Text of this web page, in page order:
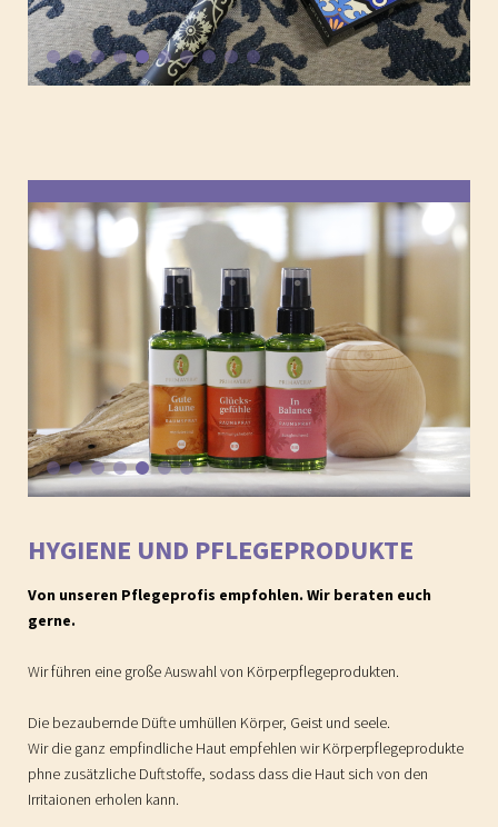
HYGIENE UND PFLEGEPRODUKTE
Von unseren Pflegeprofis empfohlen. Wir beraten euch
gerne.
Wir führen eine große Auswahl von Körperpflegeprodukten.
Die bezaubernde Düfte umhüllen Körper, Geist und seele.
Wir die ganz empfindliche Haut empfehlen wir Körperpflegeprodukte
phne zusätzliche Duftstoffe, sodass dass die Haut sich von den
Irritaionen erholen kann.